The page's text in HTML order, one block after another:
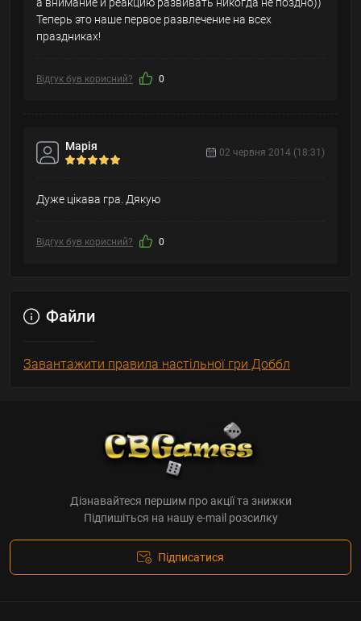
Теперь это наше первое развлечение на всех
праздниках!
Відгук був корисний? 0
Марія 02 червня 2014 (18:31)
Дуже цікава гра. Дякую
Відгук був корисний? 0
Файли
Завантажити правила настільної гри Доббл
Дізнавайтеся першим про акції та знижки
Підпишіться на нашу e-mail розсилку
Підписатися